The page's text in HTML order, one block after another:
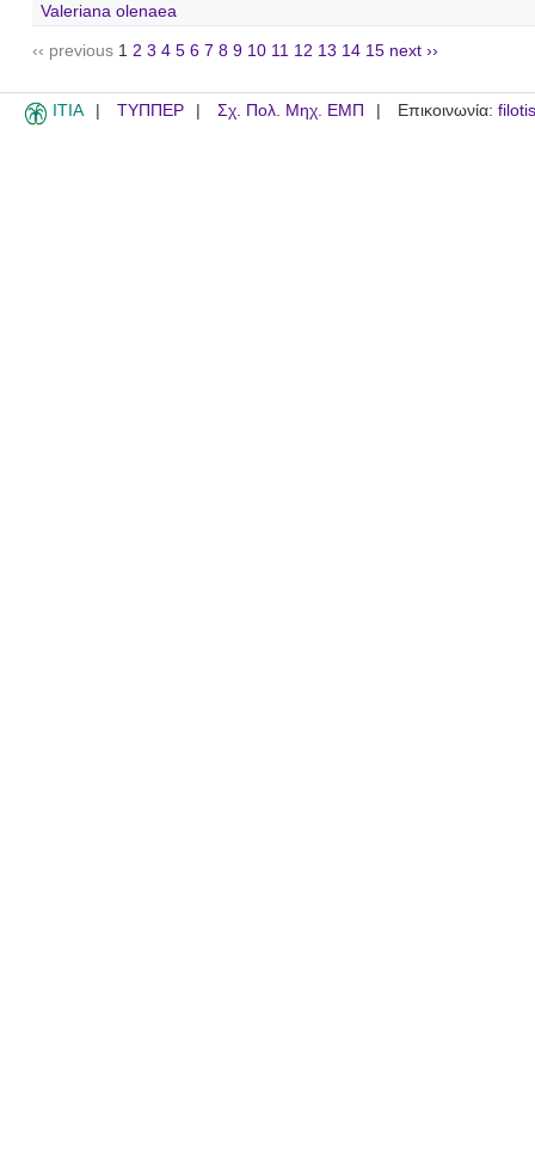
Valeriana olenaea
‹‹ previous 1 2 3 4 5 6 7 8 9 10 11 12 13 14 15 next ››
ITIA ΤΥΠΠΕΡ Σχ. Πολ. Μηχ. ΕΜΠ Επικοινωνία: